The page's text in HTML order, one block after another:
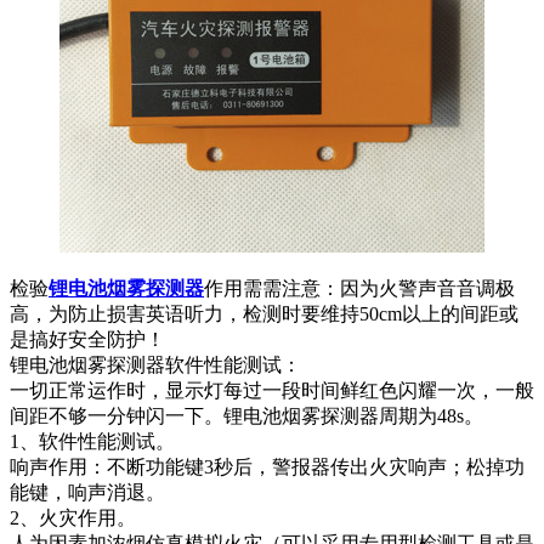
检验锂电池烟雾探测器作用需需注意：因为火警声音音调极
高，为防止损害英语听力，检测时要维持50cm以上的间距或
是搞好安全防护！
锂电池烟雾探测器软件性能测试：
一切正常运作时，显示灯每过一段时间鲜红色闪耀一次，一般
间距不够一分钟闪一下。锂电池烟雾探测器周期为48s。
1、软件性能测试。
响声作用：不断功能键3秒后，警报器传出火灾响声；松掉功
能键，响声消退。
2、火灾作用。